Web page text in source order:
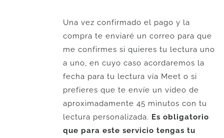
Una vez confirmado el pago y la
compra te enviaré un correo para que
me confirmes si quieres tu lectura uno
a uno, en cuyo caso acordaremos la
fecha para tu lectura vía Meet o si
prefieres que te envíe un video de
aproximadamente 45 minutos con tu
lectura personalizada. Es obligatorio
que para este servicio tengas tu